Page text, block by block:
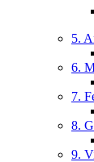
5.
6.
7.
8.
9.